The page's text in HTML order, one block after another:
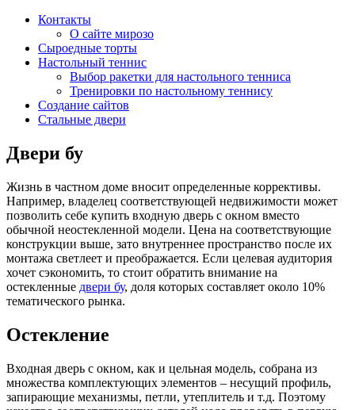
Контакты
О сайте мирозо
Сыроедные торты
Настольный теннис
Выбор ракетки для настольного тенниса
Тренировки по настольному теннису
Создание сайтов
Стальные двери
Двери бу
Жизнь в частном доме вносит определенные коррективы.
Например, владелец соответствующей недвижимости может
позволить себе купить входную дверь с окном вместо
обычной неостекленной модели. Цена на соответствующие
конструкции выше, зато внутреннее пространство после их
монтажа светлеет и преображается. Если целевая аудитория
хочет сэкономить, то стоит обратить внимание на
остекленные двери бу, доля которых составляет около 10%
тематического рынка.
Остекление
Входная дверь с окном, как и цельная модель, собрана из
множества комплектующих элементов – несущий профиль,
запирающие механизмы, петли, утеплитель и т.д. Поэтому